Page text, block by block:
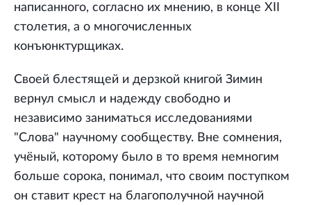
написанного, согласно их мнению, в конце XII
столетия, а о многочисленных
конъюнктурщиках.
Своей блестящей и дерзкой книгой Зимин
вернул смысл и надежду свободно и
независимо заниматься исследованиями
"Слова" научному сообществу. Вне сомнения,
учёный, которому было в то время немногим
больше сорока, понимал, что своим поступком
он ставит крест на благополучной научной